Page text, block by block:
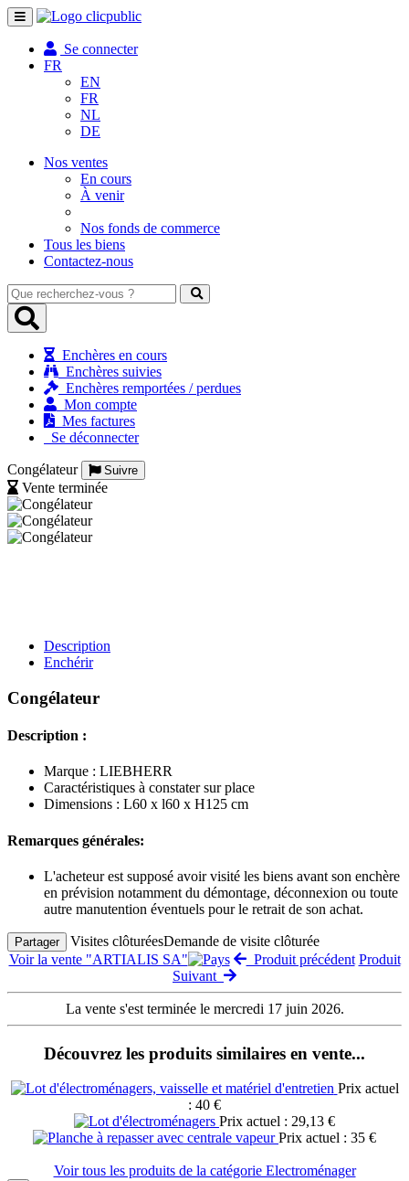
Toggle
navigation
Se connecter
FR
EN
FR
NL
DE
Nos ventes
En cours
À venir
Nos fonds de commerce
Tous les biens
Contactez-nous
Que
recherchez-
vous
Enchères en cours
Enchères suivies
Enchères remportées / perdues
Mon compte
Mes factures
Se déconnecter
Congélateur Suivre
Vente terminée
Description
Enchérir
Congélateur
Description :
Marque : LIEBHERR
Caractéristiques à constater sur place
Dimensions : L60 x l60 x H125 cm
Remarques générales:
L'acheteur est supposé avoir visité les biens avant son enchère
en prévision notamment du démontage, déconnexion ou toute
autre manutention éventuels pour le retrait de son achat.
Partager Visites clôturéesDemande de visite clôturée
Voir la vente "ARTIALIS SA"
Produit précédent Produit
Suivant
La vente s'est terminée le mercredi 17 juin 2026.
Découvrez les produits similaires en vente...
Prix actuel
: 40 €
Prix actuel : 29,13 €
Prix actuel : 35 €
Voir tous les produits de la catégorie Electroménager